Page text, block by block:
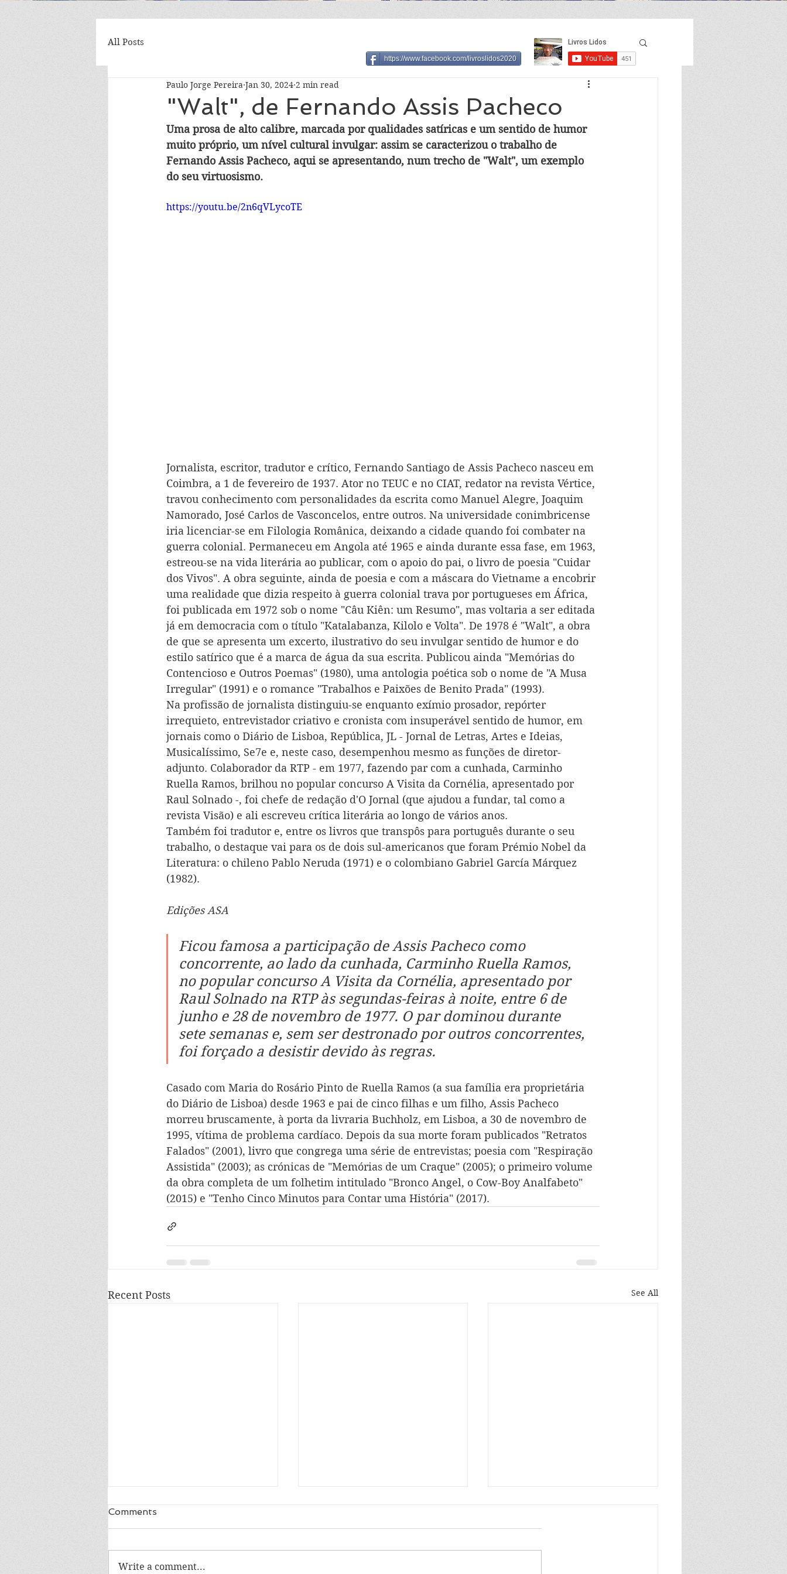
All Posts
"Walt", de Fernando Assis Pacheco
Paulo Jorge Pereira Jan 30, 2024 2 min read
Uma prosa de alto calibre, marcada por qualidades satíricas e um sentido de humor
muito próprio, um nível cultural invulgar: assim se caracterizou o trabalho de
Fernando Assis Pacheco, aqui se apresentando, num trecho de "Walt", um exemplo
do seu virtuosismo.
https://youtu.be/2n6qVLycoTE
Jornalista, escritor, tradutor e crítico, Fernando Santiago de Assis Pacheco nasceu em
Coimbra, a 1 de fevereiro de 1937. Ator no TEUC e no CIAT, redator na revista Vértice,
travou conhecimento com personalidades da escrita como Manuel Alegre, Joaquim
Namorado, José Carlos de Vasconcelos, entre outros. Na universidade conimbricense
iria licenciar-se em Filologia Românica, deixando a cidade quando foi combater na
guerra colonial. Permaneceu em Angola até 1965 e ainda durante essa fase, em 1963,
estreou-se na vida literária ao publicar, com o apoio do pai, o livro de poesia "Cuidar
dos Vivos". A obra seguinte, ainda de poesia e com a máscara do Vietname a encobrir
uma realidade que dizia respeito à guerra colonial trava por portugueses em África,
foi publicada em 1972 sob o nome "Câu Kiên: um Resumo", mas voltaria a ser editada
já em democracia com o título "Katalabanza, Kilolo e Volta". De 1978 é "Walt", a obra
de que se apresenta um excerto, ilustrativo do seu invulgar sentido de humor e do
estilo satírico que é a marca de água da sua escrita. Publicou ainda "Memórias do
Contencioso e Outros Poemas" (1980), uma antologia poética sob o nome de "A Musa
Irregular" (1991) e o romance "Trabalhos e Paixões de Benito Prada" (1993).
Na profissão de jornalista distinguiu-se enquanto exímio prosador, repórter
irrequieto, entrevistador criativo e cronista com insuperável sentido de humor, em
jornais como o Diário de Lisboa, República, JL - Jornal de Letras, Artes e Ideias,
Musicalíssimo, Se7e e, neste caso, desempenhou mesmo as funções de diretor-
adjunto. Colaborador da RTP - em 1977, fazendo par com a cunhada, Carminho
Ruella Ramos, brilhou no popular concurso A Visita da Cornélia, apresentado por
Raul Solnado -, foi chefe de redação d'O Jornal (que ajudou a fundar, tal como a
revista Visão) e ali escreveu crítica literária ao longo de vários anos.
Também foi tradutor e, entre os livros que transpôs para português durante o seu
trabalho, o destaque vai para os de dois sul-americanos que foram Prémio Nobel da
Literatura: o chileno Pablo Neruda (1971) e o colombiano Gabriel García Márquez
(1982).
Edições ASA
Ficou famosa a participação de Assis Pacheco como
concorrente, ao lado da cunhada, Carminho Ruella Ramos,
no popular concurso A Visita da Cornélia, apresentado por
Raul Solnado na RTP às segundas-feiras à noite, entre 6 de
junho e 28 de novembro de 1977. O par dominou durante
sete semanas e, sem ser destronado por outros concorrentes,
foi forçado a desistir devido às regras.
Casado com Maria do Rosário Pinto de Ruella Ramos (a sua família era proprietária
do Diário de Lisboa) desde 1963 e pai de cinco filhas e um filho, Assis Pacheco
morreu bruscamente, à porta da livraria Buchholz, em Lisboa, a 30 de novembro de
1995, vítima de problema cardíaco. Depois da sua morte foram publicados "Retratos
Falados" (2001), livro que congrega uma série de entrevistas; poesia com "Respiração
Assistida" (2003); as crónicas de "Memórias de um Craque" (2005); o primeiro volume
da obra completa de um folhetim intitulado "Bronco Angel, o Cow-Boy Analfabeto"
(2015) e "Tenho Cinco Minutos para Contar uma História" (2017).
Recent Posts See All
Comments
Write a comment...
https://www.facebook.com/livroslidos2020